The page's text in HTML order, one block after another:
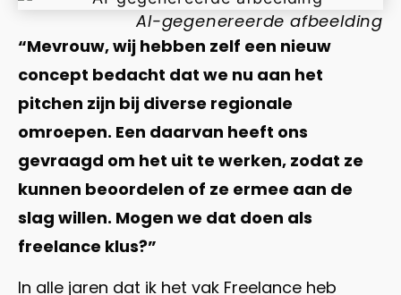
AI-gegenereerde afbeelding
“Mevrouw, wij hebben zelf een nieuw
concept bedacht dat we nu aan het
pitchen zijn bij diverse regionale
omroepen. Een daarvan heeft ons
gevraagd om het uit te werken, zodat ze
kunnen beoordelen of ze ermee aan de
slag willen. Mogen we dat doen als
freelance klus?”
In alle jaren dat ik het vak Freelance heb